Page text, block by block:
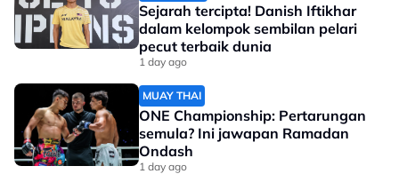
Sejarah tercipta! Danish Iftikhar
dalam kelompok sembilan pelari
pecut terbaik dunia
1 day ago
MUAY THAI
ONE Championship: Pertarungan
semula? Ini jawapan Ramadan
Ondash
1 day ago